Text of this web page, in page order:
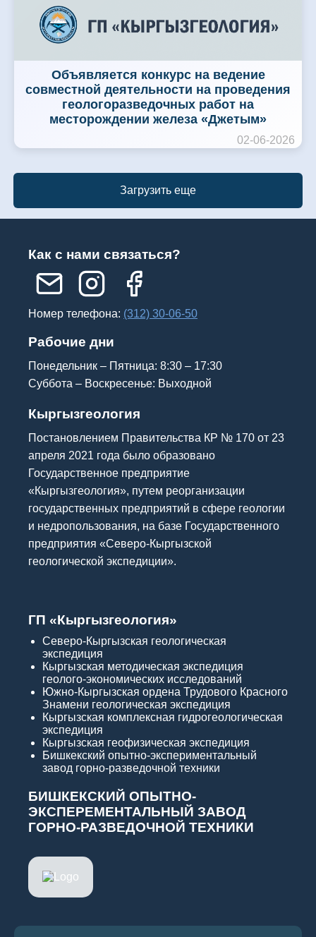
Объявляется конкурс на ведение
совместной деятельности на проведения
геологоразведочных работ на
месторождении железа «Джетым»
02-06-2026
Загрузить еще
Как с нами связаться?
Номер телефона: (312) 30-06-50
Рабочие дни
Понедельник – Пятница: 8:30 – 17:30
Суббота – Воскресенье: Выходной
Кыргызгеология
Постановлением Правительства КР № 170 от 23
апреля 2021 года было образовано
Государственное предприятие
«Кыргызгеология», путем реорганизации
государственных предприятий в сфере геологии
и недропользования, на базе Государственного
предприятия «Северо-Кыргызской
геологической экспедиции».
ГП «Кыргызгеология»
Северо-Кыргызская геологическая
экспедиция
Кыргызская методическая экспедиция
геолого-экономических исследований
Южно-Кыргызская ордена Трудового Красного
Знамени геологическая экспедиция
Кыргызская комплексная гидрогеологическая
экспедиция
Кыргызская геофизическая экспедиция
Бишкекский опытно-экспериментальный
завод горно-разведочной техники
БИШКЕКСКИЙ ОПЫТНО-
ЭКСПЕРЕМЕНТАЛЬНЫЙ ЗАВОД
ГОРНО-РАЗВЕДОЧНОЙ ТЕХНИКИ